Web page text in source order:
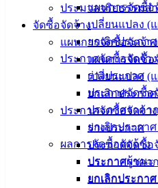
แผนการจัดซื้อ
เปลี่ยนแปลง (
ยกเลิกประกา
ประกาศจัดซื้อจัดจ้าง
ร่างประกาศ
ประกาศจัดซื้อ
ประกาศราคา
ยกเลิกประกา
ผลการจัดซื้อจัดจ้าง
ประกาศผู้ชนะ
ยกเลิกประกา
ประมวลจริยธรรมส
จัดซื้อจัดจ้าง
แผนการจัดซื้อจัดจ้าง
แผนการจัดซื้อ
เปลี่ยนแปลง (
ยกเลิกประกา
ประกาศจัดซื้อจัดจ้าง
ร่างประกาศ
ประกาศจัดซื้อ
ประกาศราคา
ยกเลิกประกา
แบบ
ฟอร์ม,
เอกสาร
คู่มือ
ประชาชน/
คู่มือการ
งาน